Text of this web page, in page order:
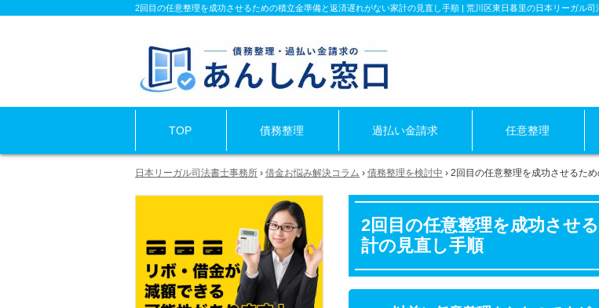
2回目の任意整理を成功させるための積立金準備と返済遅れがない家計の見直し手順 | 荒川区東日暮里の日本リーガル司
TOP 債務整理 過払い金請求 任意整理
日本リーガル司法書士事務所 › 借金お悩み解決コラム › 債務整理を検討中 › 2回目の任意整理を成功させるた
2回目の任意整理を成功させ
計の見直し手順